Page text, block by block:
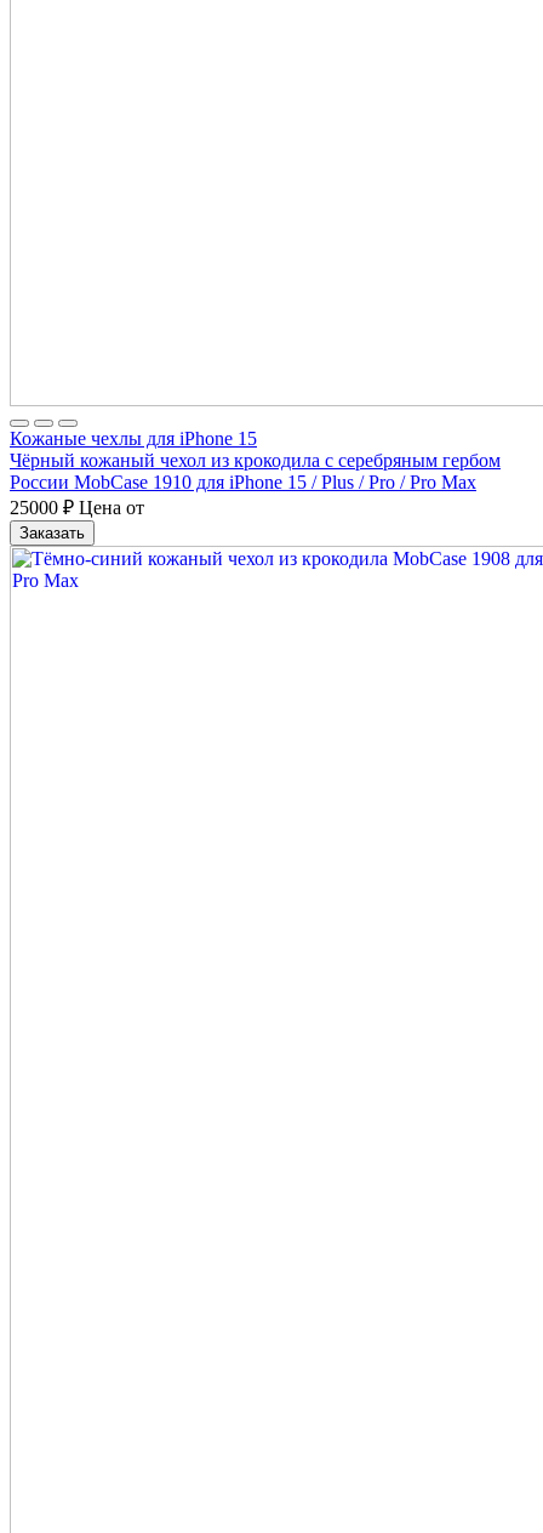
Кожаные чехлы для iPhone 15
Чёрный кожаный чехол из крокодила с серебряным гербом
России MobCase 1910 для iPhone 15 / Plus / Pro / Pro Max
25000 ₽ Цена от
Заказать